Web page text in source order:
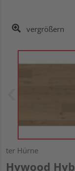
vergrößern
ter Hürne
Hywood